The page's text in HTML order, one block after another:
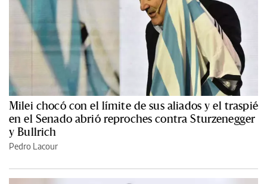
Milei chocó con el límite de sus aliados y el traspié
en el Senado abrió reproches contra Sturzenegger
y Bullrich
Pedro Lacour